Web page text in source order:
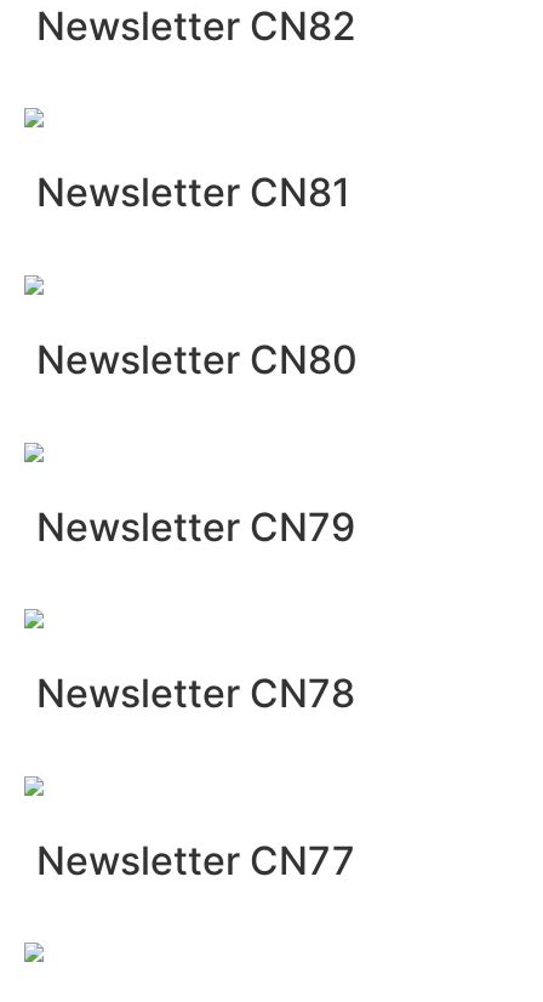
Newsletter CN82
Newsletter CN81
Newsletter CN80
Newsletter CN79
Newsletter CN78
Newsletter CN77